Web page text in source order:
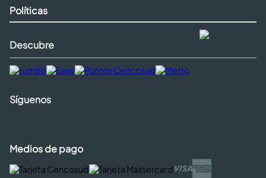
Políticas
Descubre
Síguenos
Medios de pago